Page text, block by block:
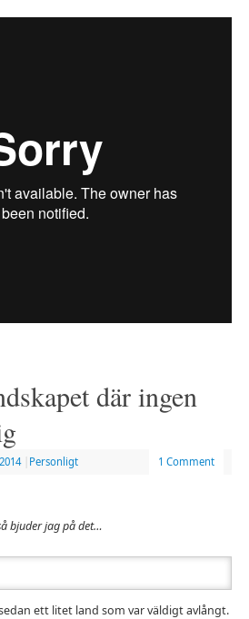
där ingen
Personligt 1 Comment
bjuder jag på det…
ett litet land som var väldigt avlångt.